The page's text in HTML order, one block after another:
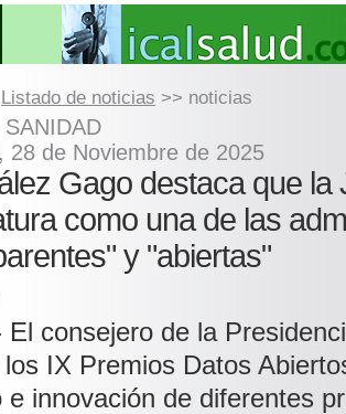
Listado de noticias >> noticias
28 de Noviembre de 2025
Gago destaca que la
como una de las
y "abiertas"
El consejero de la
IX Premios Datos
e innovación de diferentes